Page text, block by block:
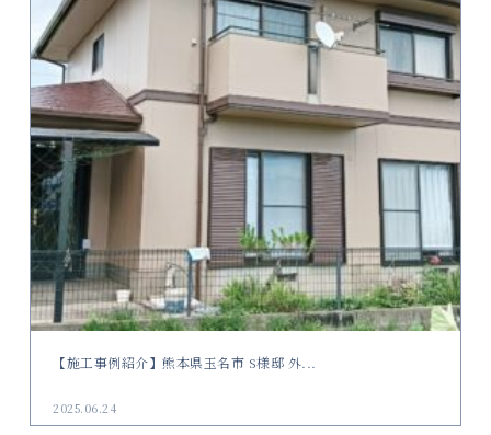
【施工事例紹介】熊本県玉名市 S様邸 外...
2025.06.24